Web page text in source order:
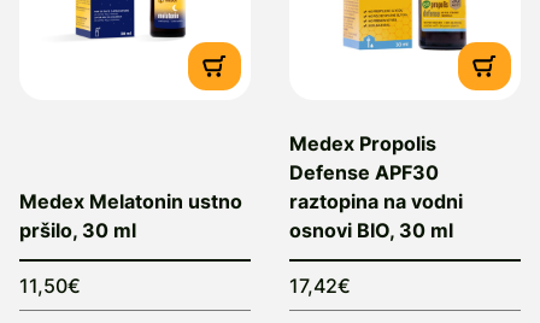
Medex Melatonin ustno
pršilo, 30 ml
11,50€
Medex Propolis
Defense APF30
raztopina na vodni
osnovi BIO, 30 ml
17,42€